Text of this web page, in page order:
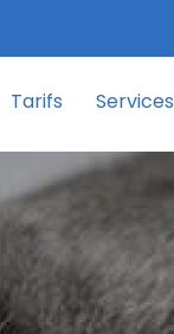
Tarifs Services